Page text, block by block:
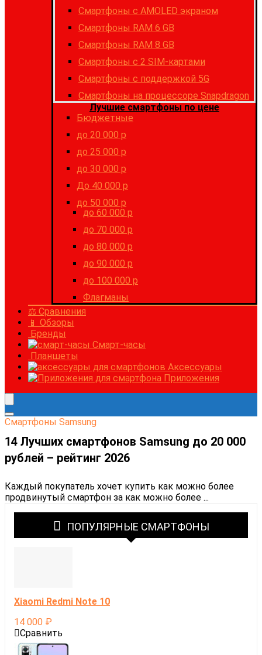
Смартфоны c AMOLED экраном
Смартфоны RAM 6 GB
Смартфоны RAM 8 GB
Cмартфоны с 2 SIM-картами
Cмартфоны с поддержкой 5G
Смартфоны на процессоре Snapdragon
Лучшие смартфоны по цене
Бюджетные
до 20 000 р
до 25 000 р
до 30 000 р
До 40 000 р
до 50 000 р
до 60 000 р
до 70 000 р
до 80 000 р
до 90 000 р
до 100 000 р
Флагманы
⚖ Сравнения
📱 Обзоры
Бренды
Смарт-часы
Планшеты
Аксессуары
Приложения
Cмартфоны Samsung
14 Лучших смартфонов Samsung до 20 000
рублей – рейтинг 2026
Каждый покупатель хочет купить как можно более
продвинутый смартфон за как можно более ...
ПОПУЛЯРНЫЕ СМАРТФОНЫ
Xiaomi Redmi Note 10
14 000 ₽
Сравнить